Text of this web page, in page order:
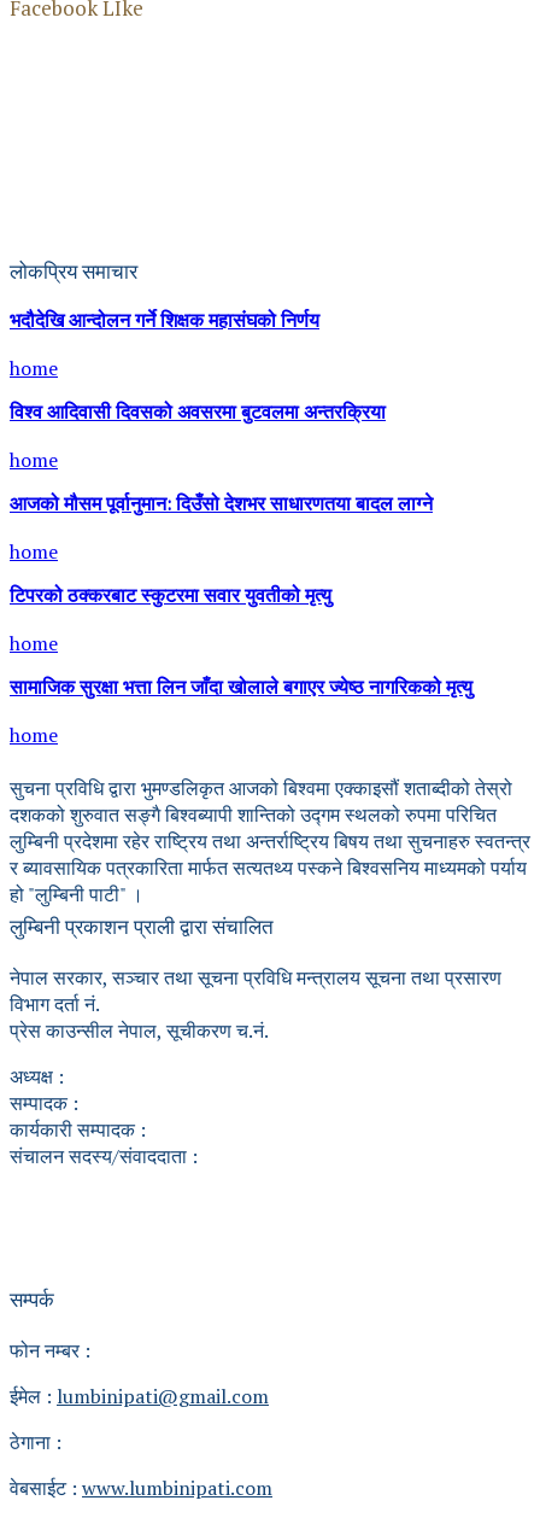
Facebook LIke
लोकप्रिय समाचार
भदौदेखि आन्दोलन गर्ने शिक्षक महासंघको निर्णय
home
विश्व आदिवासी दिवसको अवसरमा बुटवलमा अन्तरक्रिया
home
आजको मौसम पूर्वानुमान: दिउँसो देशभर साधारणतया बादल लाग्ने
home
टिपरको ठक्करबाट स्कुटरमा सवार युवतीको मृत्यु
home
सामाजिक सुरक्षा भत्ता लिन जाँदा खोलाले बगाएर ज्येष्ठ नागरिकको मृत्यु
home
सुचना प्रविधि द्वारा भुमण्डलिकृत आजको बिश्वमा एक्काइसौं शताब्दीको तेस्रो
दशकको शुरुवात सङ्गै बिश्वब्यापी शान्तिको उद्गम स्थलको रुपमा परिचित
लुम्बिनी प्रदेशमा रहेर राष्ट्रिय तथा अन्तर्राष्ट्रिय बिषय तथा सुचनाहरु स्वतन्त्र
र ब्यावसायिक पत्रकारिता मार्फत सत्यतथ्य पस्कने बिश्वसनिय माध्यमको पर्याय
हो "लुम्बिनी पाटी" ।
लुम्बिनी प्रकाशन प्राली द्वारा संचालित
नेपाल सरकार, सञ्चार तथा सूचना प्रविधि मन्त्रालय सूचना तथा प्रसारण
विभाग दर्ता नं.
प्रेस काउन्सील नेपाल, सूचीकरण च.नं.
अध्यक्ष :
सम्पादक :
कार्यकारी सम्पादक :
संचालन सदस्य/संवाददाता :
सम्पर्क
फोन नम्बर :
ईमेल : lumbinipati@gmail.com
ठेगाना :
वेबसाईट : www.lumbinipati.com